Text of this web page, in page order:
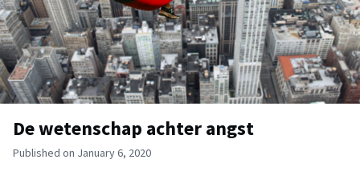
De wetenschap achter angst
Published on January 6, 2020